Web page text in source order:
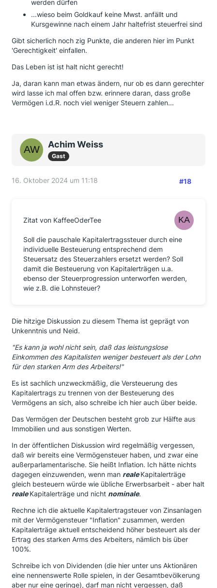
werden dürfen
...wieso beim Goldkauf keine Mwst. anfällt und
Kursgewinne nach einem Jahr haltefrist steuerfrei sind
Gibt sicherlich noch zig Punkte, die anderen hier im Punkt
'Gerechtigkeit' einfallen.
Das Leben ist ist halt nicht gerecht!
Ja, daran kann man etwas ändern, nur ob es dann gerechter
wird lasse ich mal offen bzw. erinnere daran, dass große
Vermögen i.d.R. noch viel weniger Steuern zahlen...
Achim Weiss
Gast
16. Oktober 2024 um 11:18 #18
Zitat von KaffeeOderTee
Soll die pauschale Kapitalertragssteuer durch eine
individuelle Besteuerung entsprechend dem
Steuersatz des Steuerzahlers ersetzt werden? Soll
damit die Besteuerung von Kapitalerträgen u.a.
ebenso der Steuerprogression unterworfen werden,
wie z.B. die Lohnsteuer?
Die hitzige Diskussion zu diesem Thema ist geprägt von
Unkenntnis und Neid.
"Es kann ja wohl nicht sein, daß das leistungslose
Einkommen des Kapitalisten weniger besteuert als der Lohn
für den starken Arm des Arbeiters!"
Es ist sachlich unzweckmäßig, die Versteuerung des
Kapitalertrags zu trennen von der Besteuerung des
Vermögens an sich, also schreibe ich hier auch über beide.
Das Vermögen der Deutschen besteht grob zur Hälfte aus
Immobilien und aus sonstigen Werten.
In der öffentlichen Diskussion wird regelmäßig vergessen,
daß wir bereits eine Vermögensteuer haben, und zwar eine
außerparlamentarische. Sie heißt Inflation. Ich hätte nichts
dagegen einzuwenden, wenn man realeKapitalerträge
gleich besteuern würde wie übliche Erwerbsarbeit - aber halt
realeKapitalerträge und nicht nominale.
Rechne ich die aktuelle Kapitalertragsteuer von Zinsanlagen
mit der Vermögensteuer "Inflation" zusammen, werden
Kapitalerträge aktuell entscheidend höher besteuert als der
Ertrag des starken Arms des Arbeiters, nämlich bis über
100%.
Schreibe ich von Dividenden (die hier unter uns Aktionären
eine nennenswerte Rolle spielen, in der Gesamtbevölkerung
aber nur eine geringe), darf man nicht vergessen, daß